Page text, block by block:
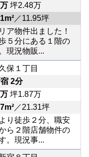
坪2.48万
／11.95坪
ア物件出ました！
５分にある１階の
現況物販...
保１丁目
2分
坪1.87万
／21.31坪
り徒歩２分、職安
ら２階店舗物件の
。現況事...